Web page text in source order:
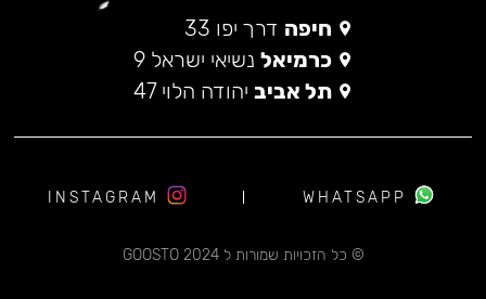
חיפה דרך יפו 33
כרמיאל נשיאי ישראל 9
תל אביב יהודה הלוי 47
© כל הזכויות שמורות ל 2024 GOOSTO
WHATSAPP
INSTAGRAM